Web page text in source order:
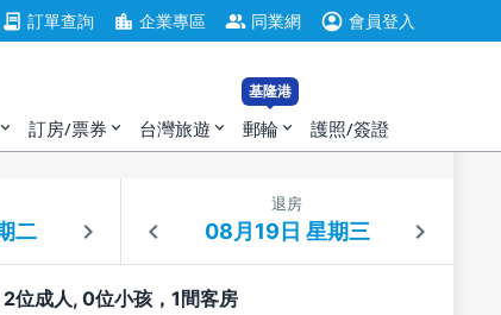
contract 訂單查詢 location_city 企業專區 group 同業網 account_circle 會員登入
expand_more 訂房/票券 expand_more 台灣旅遊 expand_more
基隆港
郵輪 expand_more 護照/簽證
退房
2位成人, 0位小孩，1間客房